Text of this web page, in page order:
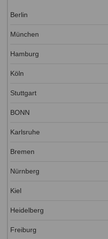
Berlin
München
Hamburg
Köln
Stuttgart
BONN
Karlsruhe
Bremen
Nürnberg
Kiel
Heidelberg
Freiburg